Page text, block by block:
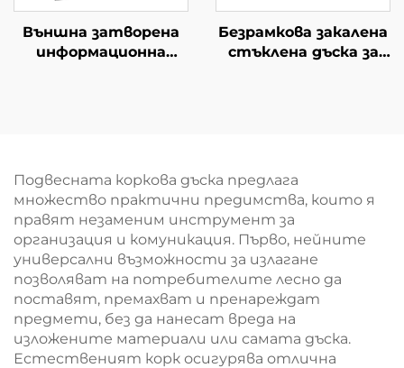
Външна затворена
информационна
водонепропуслива
информационна
дъска, коркова дъска
Безрамкова закалена
стъклена дъска за
за OEM
Подвесната коркова дъска предлага
множество практични предимства, които я
правят незаменим инструмент за
организация и комуникация. Първо, нейните
универсални възможности за излагане
позволяват на потребителите лесно да
поставят, премахват и пренареждат
предмети, без да нанесат вреда на
изложените материали или самата дъска.
Естественият корк осигурява отлична